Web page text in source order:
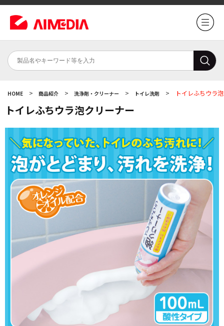
HOME > 商品紹介 > 洗浄剤・クリーナー > トイレ洗剤 > トイレふちウラ
トイレふちウラ泡クリーナー